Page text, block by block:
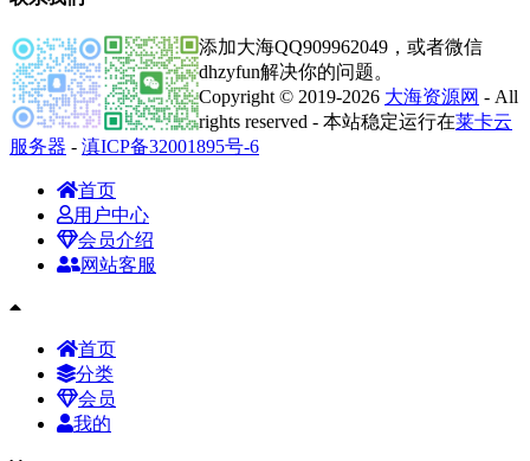
添加大海QQ909962049，或者微信
dhzyfun解决你的问题。
Copyright © 2019-2026 大海资源网 - All
rights reserved - 本站稳定运行在莱卡云
服务器 - 滇ICP备32001895号-6
首页
用户中心
会员介绍
网站客服
首页
分类
会员
我的